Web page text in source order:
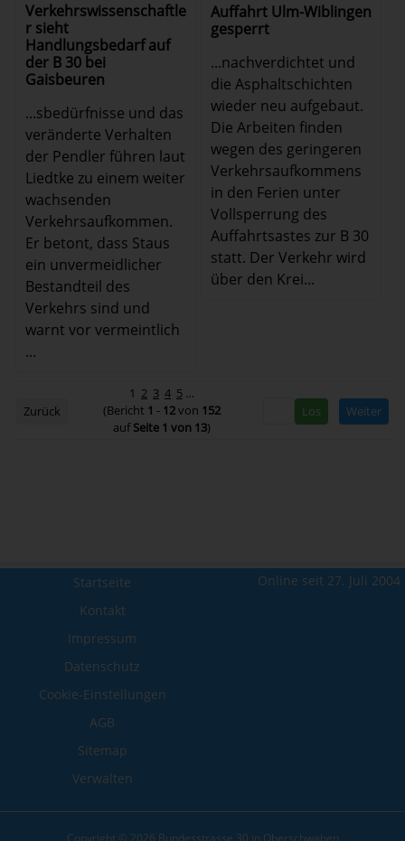
Verkehrswissenschaftle
r sieht
Handlungsbedarf auf
der B 30 bei
Gaisbeuren
...sbedürfnisse und das
veränderte Verhalten
der Pendler führen laut
Liedtke zu einem weiter
wachsenden
Verkehrsaufkommen.
Er betont, dass Staus
ein unvermeidlicher
Bestandteil des
Verkehrs sind und
warnt vor vermeintlich
...
Auffahrt Ulm-Wiblingen
gesperrt
...nachverdichtet und
die Asphaltschichten
wieder neu aufgebaut.
Die Arbeiten finden
wegen des geringeren
Verkehrsaufkommens
in den Ferien unter
Vollsperrung des
Auffahrtsastes zur B 30
statt. Der Verkehr wird
über den Krei...
Zurück
1 2 3 4 5 …
(Bericht 1 - 12von 152
aufSeite 1 von 13)
Weiter
Online seit 27. Juli 2004
Startseite
Kontakt
Impressum
Datenschutz
Cookie-Einstellungen
AGB
Sitemap
Verwalten
Copyright © 2026 Bundesstrasse 30 in Oberschwaben